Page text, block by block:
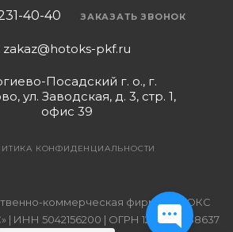
40-40 ЗАКАЗАТЬ ЗВОНОК
zakaz@hotoks-pkf.ru
Посадский г. о., г.
ул. Заводская, д. 3, стр. 1,
офис 39
КОНФИДЕНЦИАЛЬНОСТИ
коммерческая фирма ХОТОКС
5042156200 | ОГРН 1215000038637